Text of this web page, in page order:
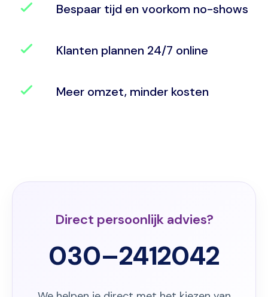
Bespaar tijd en voorkom no-shows
Klanten plannen 24/7 online
Meer omzet, minder kosten
Direct persoonlijk advies?
030–2412042